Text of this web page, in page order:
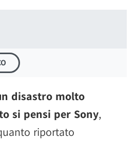
disastro molto
si pensi per Sony,
riportato